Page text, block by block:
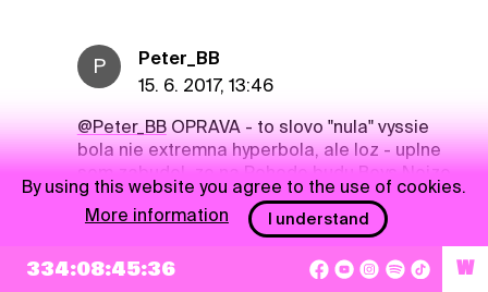
P
Peter_BB
15. 6. 2017, 13:46
@Peter_BBOPRAVA - to slovo "nula" vyssie
bola nie extremna hyperbola, ale loz - uplne
som zabudol, ze na Pohode budu Boys Noize.
Aj Alzheimer, ale aj som uplne v p*** (emo vies
preco, ostatnym Vam poviem pri pive na
Reply
334:08:45:35 W
By using this website you agree to the use of cookies.
More information
I understand